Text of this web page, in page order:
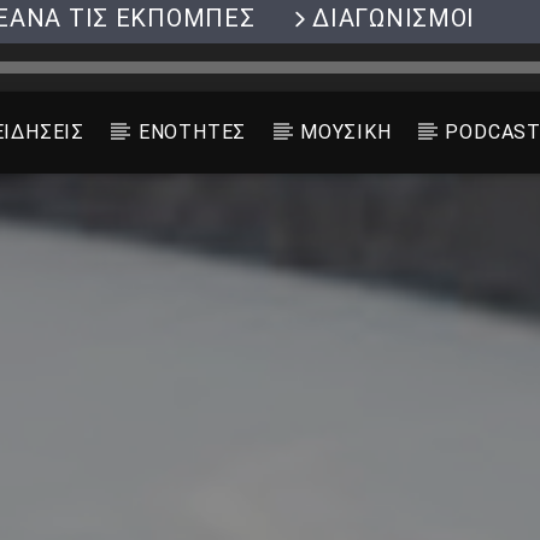
ΤΙΣ ΕΚΠΟΜΠΕΣ ΔΙΑΓΩΝΙΣΜΟΙ
ΕΝΟΤΗΤΕΣ ΜΟΥΣΙΚΗ